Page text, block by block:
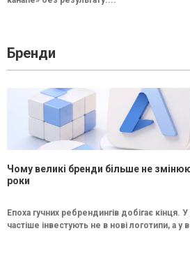
Бренди
Чому великі бренди більше не
роки
Епоха гучних ребрендингів добігає кінця.
частіше інвестують не в нові логотипи, а у